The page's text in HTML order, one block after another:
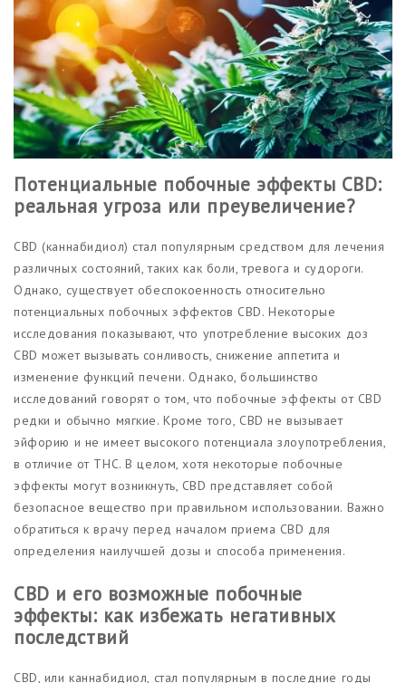
Потенциальные побочные эффекты CBD:
реальная угроза или преувеличение?
CBD (каннабидиол) стал популярным средством для лечения
различных состояний, таких как боли, тревога и судороги.
Однако, существует обеспокоенность относительно
потенциальных побочных эффектов CBD. Некоторые
исследования показывают, что употребление высоких доз
CBD может вызывать сонливость, снижение аппетита и
изменение функций печени. Однако, большинство
исследований говорят о том, что побочные эффекты от CBD
редки и обычно мягкие. Кроме того, CBD не вызывает
эйфорию и не имеет высокого потенциала злоупотребления,
в отличие от THC. В целом, хотя некоторые побочные
эффекты могут возникнуть, CBD представляет собой
безопасное вещество при правильном использовании. Важно
обратиться к врачу перед началом приема CBD для
определения наилучшей дозы и способа применения.
CBD и его возможные побочные
эффекты: как избежать негативных
последствий
CBD, или каннабидиол, стал популярным в последние годы